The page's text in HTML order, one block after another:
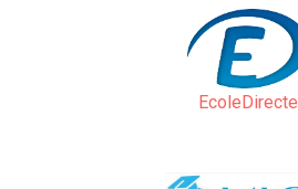
EcoleDirecte